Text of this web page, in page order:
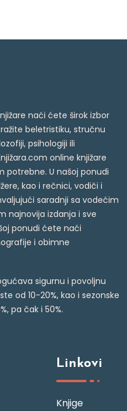
naći ćete širok izbor
beletristiku, stručnu
psihologiji ili
online knjižare
potrebne. U našoj ponudi
kao i rečnici, vodiči i
saradnji sa vodećim
najnovija izdanja i sve
ponudi ćete naći
i obimne
sigurnu i povoljnu
od 10-20%, kao i sezonske
pa čak i 50%.
Linkovi
Knjige